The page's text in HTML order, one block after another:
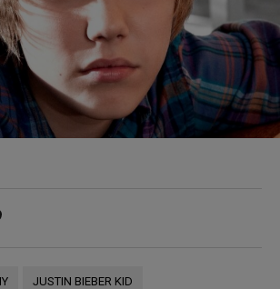
JUSTIN BIEBER KID